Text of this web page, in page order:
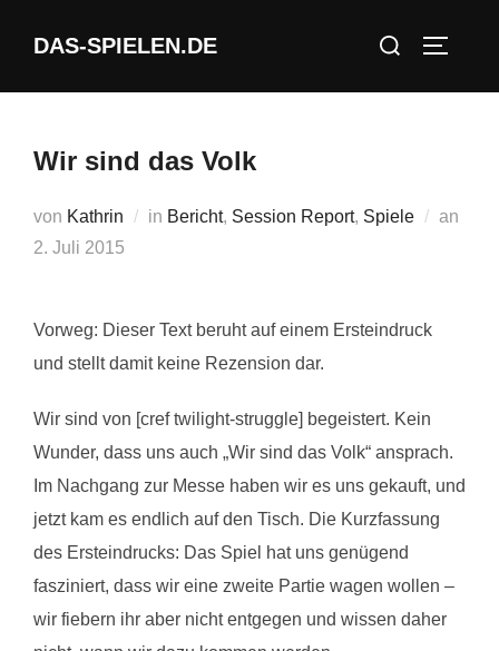
InhaltDAS-SPIELEN.DE
Suchen
Wir sind das Volk
von Kathrin in Bericht, Session Report, Spiele an
2. Juli 2015
Vorweg: Dieser Text beruht auf einem Ersteindruck
und stellt damit keine Rezension dar.
Wir sind von [cref twilight-struggle] begeistert. Kein
Wunder, dass uns auch „Wir sind das Volk“ ansprach.
Im Nachgang zur Messe haben wir es uns gekauft, und
jetzt kam es endlich auf den Tisch. Die Kurzfassung
des Ersteindrucks: Das Spiel hat uns genügend
fasziniert, dass wir eine zweite Partie wagen wollen –
wir fiebern ihr aber nicht entgegen und wissen daher